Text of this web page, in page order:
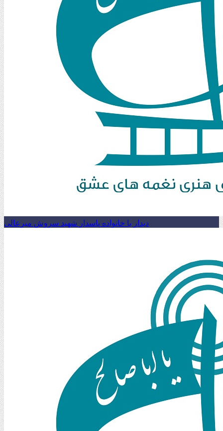
دیدار با خانواده پاسدار شهید سروش میرعالی